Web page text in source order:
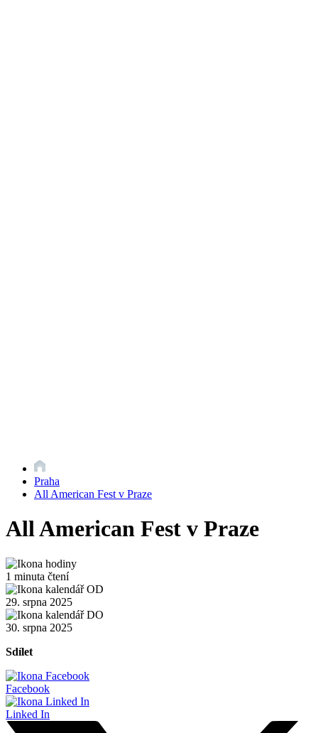
Praha
All American Fest v Praze
All American Fest v Praze
1 minuta čtení
29. srpna 2025
30. srpna 2025
Sdílet
Facebook
Linked In